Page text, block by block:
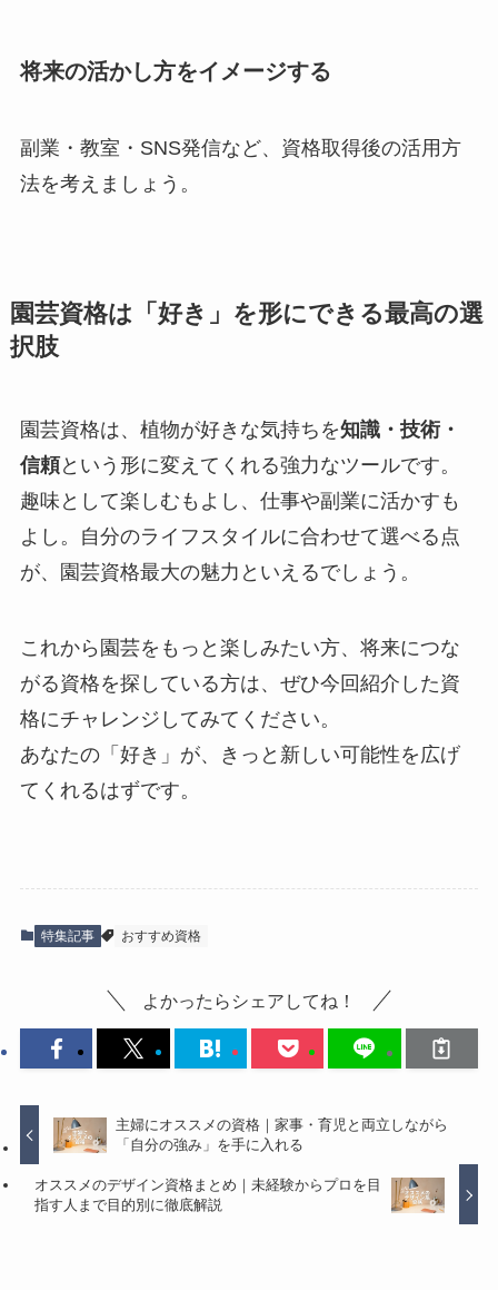
将来の活かし方をイメージする
副業・教室・SNS発信など、資格取得後の活用方
法を考えましょう。
園芸資格は「好き」を形にできる最高の選
択肢
園芸資格は、植物が好きな気持ちを知識・技術・
信頼という形に変えてくれる強力なツールです。
趣味として楽しむもよし、仕事や副業に活かすも
よし。自分のライフスタイルに合わせて選べる点
が、園芸資格最大の魅力といえるでしょう。
これから園芸をもっと楽しみたい方、将来につな
がる資格を探している方は、ぜひ今回紹介した資
格にチャレンジしてみてください。
あなたの「好き」が、きっと新しい可能性を広げ
てくれるはずです。
特集記事 おすすめ資格
よかったらシェアしてね！
主婦にオススメの資格｜家事・育児と両立しながら
「自分の強み」を手に入れる
オススメのデザイン資格まとめ｜未経験からプロを目
指す人まで目的別に徹底解説